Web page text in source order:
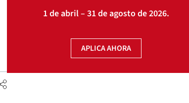
1 de abril – 31 de agosto de 2026.
APLICA AHORA